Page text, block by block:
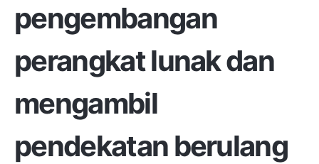
pengembangan
perangkat lunak dan
mengambil
pendekatan berulang